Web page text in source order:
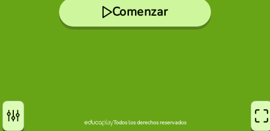
Comenzar
Todos los derechos reservados